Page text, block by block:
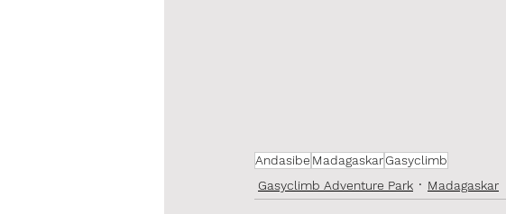
Andasibe MadagaskarGasyclimb
Gasyclimb Adventure Park
Madagaskar